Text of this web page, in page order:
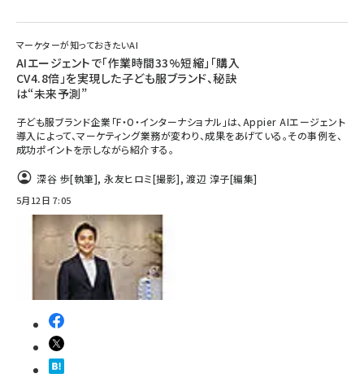
マーケターが知っておきたいAI
AIエージェントで「作業時間33%短縮」「購入
CV4.8倍」を実現した子ども服ブランド、秘訣
は“未来予測”
子ども服ブランド企業「F・O・インターナショナル」は、Appier AIエージェント
導入によって、マーケティング業務が変わり、成果をあげている。その事例を、
成功ポイントを示しながら紹介する。
深谷 歩[執筆],永友ヒロミ[撮影],渡辺 淳子[編集]
5月12日 7:05